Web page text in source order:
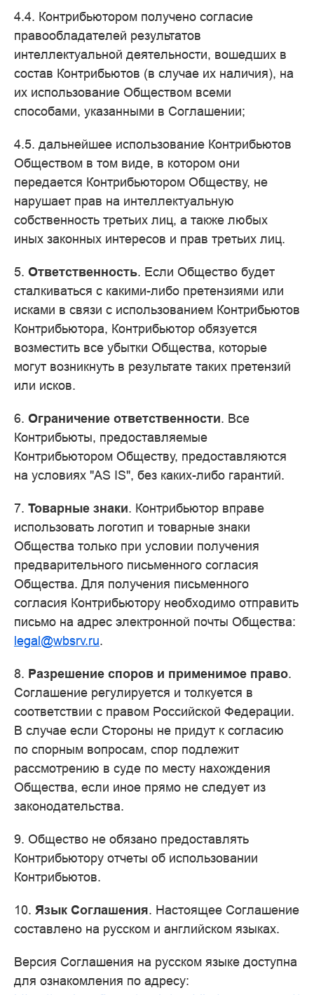
4.4. Контрибьютором получено согласие
правообладателей результатов
интеллектуальной деятельности, вошедших в
состав Контрибьютов (в случае их наличия), на
их использование Обществом всеми
способами, указанными в Соглашении;
4.5. дальнейшее использование Контрибьютов
Обществом в том виде, в котором они
передается Контрибьютором Обществу, не
нарушает прав на интеллектуальную
собственность третьих лиц, а также любых
иных законных интересов и прав третьих лиц.
5. Ответственность. Если Общество будет
сталкиваться с какими-либо претензиями или
исками в связи с использованием Контрибьютов
Контрибьютора, Контрибьютор обязуется
возместить все убытки Общества, которые
могут возникнуть в результате таких претензий
или исков.
6. Ограничение ответственности. Все
Контрибьюты, предоставляемые
Контрибьютором Обществу, предоставляются
на условиях "AS IS", без каких-либо гарантий.
7. Товарные знаки. Контрибьютор вправе
использовать логотип и товарные знаки
Общества только при условии получения
предварительного письменного согласия
Общества. Для получения письменного
согласия Контрибьютору необходимо отправить
письмо на адрес электронной почты Общества:
legal@wbsrv.ru.
8. Разрешение споров и применимое право.
Соглашение регулируется и толкуется в
соответствии с правом Российской Федерации.
В случае если Стороны не придут к согласию
по спорным вопросам, спор подлежит
рассмотрению в суде по месту нахождения
Общества, если иное прямо не следует из
законодательства.
9. Общество не обязано предоставлять
Контрибьютору отчеты об использовании
Контрибьютов.
10. Язык Соглашения. Настоящее Соглашение
составлено на русском и английском языках.
Версия Соглашения на русском языке доступна
для ознакомления по адресу: